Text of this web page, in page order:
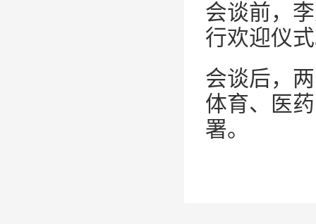
会谈前，
行欢迎仪
会谈后，
体育、医
署。